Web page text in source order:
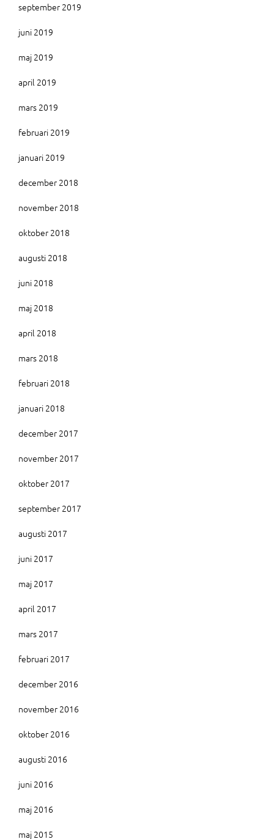
september 2019
juni 2019
maj 2019
april 2019
mars 2019
februari 2019
januari 2019
december 2018
november 2018
oktober 2018
augusti 2018
juni 2018
maj 2018
april 2018
mars 2018
februari 2018
januari 2018
december 2017
november 2017
oktober 2017
september 2017
augusti 2017
juni 2017
maj 2017
april 2017
mars 2017
februari 2017
december 2016
november 2016
oktober 2016
augusti 2016
juni 2016
maj 2016
maj 2015